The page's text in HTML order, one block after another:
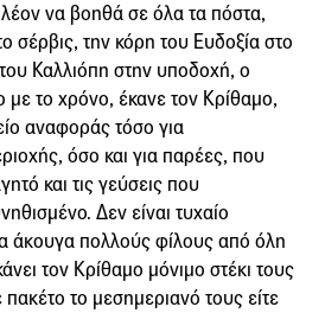
να βοηθά σε όλα τα πόστα,
σέρβις, την κόρη του Ευδοξία στο
Καλλιόπη στην υποδοχή, ο
με το χρόνο, έκανε τον Κρίθαμο,
αναφοράς τόσο για
όσο και για παρέες, που
και τις γεύσεις που
Δεν είναι τυχαίο
άκουγα πολλούς φίλους από όλη
τον Κρίθαμο μόνιμο στέκι τους
το μεσημεριανό τους είτε